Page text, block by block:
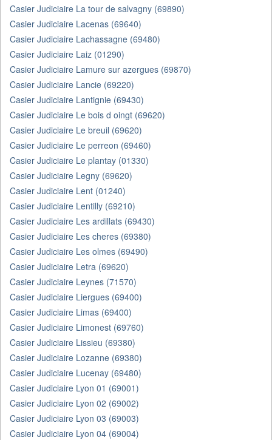
Casier Judiciaire La tour de salvagny (69890)
Casier Judiciaire Lacenas (69640)
Casier Judiciaire Lachassagne (69480)
Casier Judiciaire Laiz (01290)
Casier Judiciaire Lamure sur azergues (69870)
Casier Judiciaire Lancie (69220)
Casier Judiciaire Lantignie (69430)
Casier Judiciaire Le bois d oingt (69620)
Casier Judiciaire Le breuil (69620)
Casier Judiciaire Le perreon (69460)
Casier Judiciaire Le plantay (01330)
Casier Judiciaire Legny (69620)
Casier Judiciaire Lent (01240)
Casier Judiciaire Lentilly (69210)
Casier Judiciaire Les ardillats (69430)
Casier Judiciaire Les cheres (69380)
Casier Judiciaire Les olmes (69490)
Casier Judiciaire Letra (69620)
Casier Judiciaire Leynes (71570)
Casier Judiciaire Liergues (69400)
Casier Judiciaire Limas (69400)
Casier Judiciaire Limonest (69760)
Casier Judiciaire Lissieu (69380)
Casier Judiciaire Lozanne (69380)
Casier Judiciaire Lucenay (69480)
Casier Judiciaire Lyon 01 (69001)
Casier Judiciaire Lyon 02 (69002)
Casier Judiciaire Lyon 03 (69003)
Casier Judiciaire Lyon 04 (69004)